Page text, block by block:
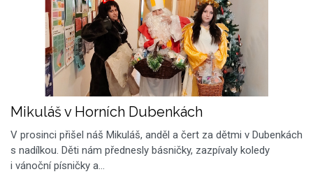
Mikuláš v Horních Dubenkách
V prosinci přišel náš Mikuláš, anděl a čert za dětmi v Dubenkách
s nadílkou. Děti nám přednesly básničky, zazpívaly koledy
i vánoční písničky a…